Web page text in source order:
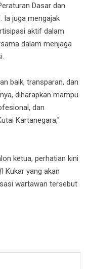
Dasar dan
Ia juga mengajak
aktif dalam
dalam menjaga
baik, transparan, dan
diharapkan mampu
dan
Kartanegara,"
ketua, perhatian kini
Kukar yang akan
wartawan tersebut